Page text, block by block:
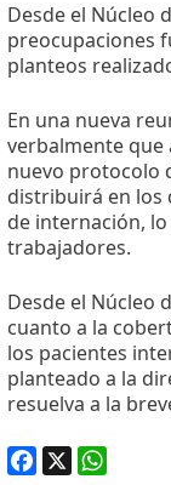
Desde el Núcleo
preocupaciones
planteos
En una nueva
verbalmente que
nuevo protocolo
distribuirá en los
de internación,
trabajadores.
Desde el Núcleo
cuanto a la
los pacientes
planteado a la
resuelva a la